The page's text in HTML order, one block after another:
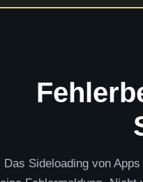
Das Sideloading von